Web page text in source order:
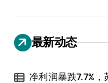
最新动态
净利润暴跌7.7%